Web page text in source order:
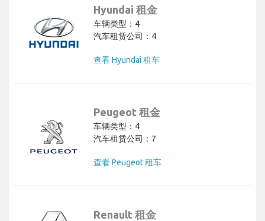
Hyundai 租金
车辆类型：4
汽车租赁公司：4
查看 Hyundai 租车
Peugeot 租金
车辆类型：4
汽车租赁公司：7
查看 Peugeot 租车
Renault 租金